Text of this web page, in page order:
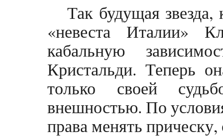
Так будущая
«невеста Италии»
кабальную
Кристальди. Теперь
только своей
внешностью. По
права менять